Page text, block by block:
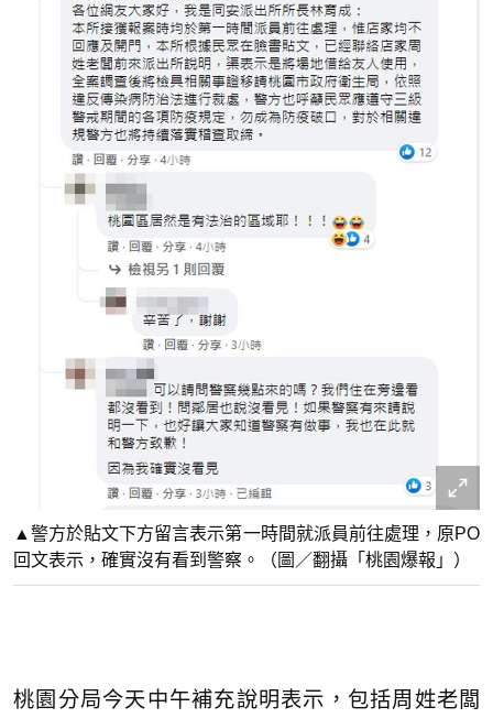
▲警方於貼文下方留言表示第一時間就派員前往處理，原PO
回文表示，確實沒有看到警察。（圖／翻攝「桃園爆報」）
桃園分局今天中午補充說明表示，包括周姓老闆